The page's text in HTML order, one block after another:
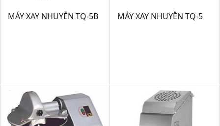
MÁY XAY NHUYỄN TQ-5B MÁY XAY NHUYỄN TQ-5